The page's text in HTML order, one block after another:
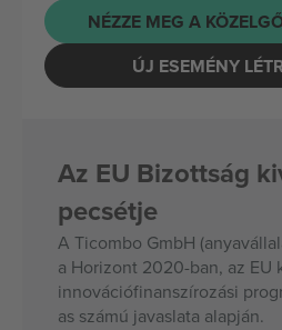
NÉZZE MEG A
ÚJ ESEMÉNY
Az EU Bizottság
pecsétje
A Ticombo GmbH
a Horizont 2020-ban, az EU
innovációfinanszírozási
as számú javaslata alapján.